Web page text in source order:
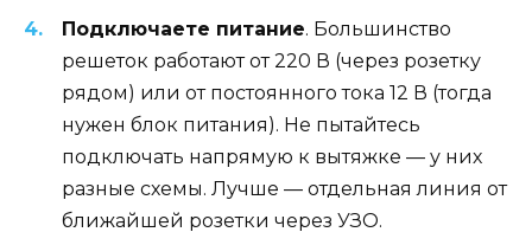
Подключаете питание. Большинство
решеток работают от 220 В (через розетку
рядом) или от постоянного тока 12 В (тогда
нужен блок питания). Не пытайтесь
подключать напрямую к вытяжке — у них
разные схемы. Лучше — отдельная линия от
ближайшей розетки через УЗО.